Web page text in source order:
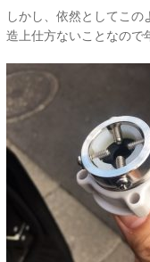
しかし、依然としてこ
造上仕方ないことなので